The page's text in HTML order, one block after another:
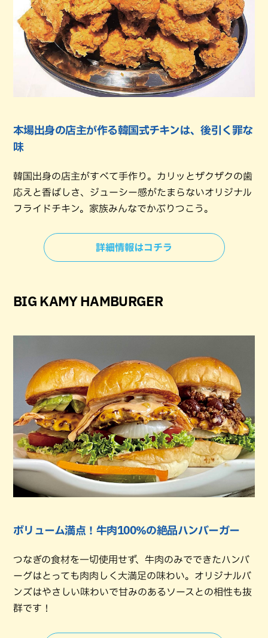
本場出身の店主が作る韓国式チキンは、後引く罪な
味
韓国出身の店主がすべて手作り。カリッとザクザクの歯
応えと香ばしさ、ジューシー感がたまらないオリジナル
フライドチキン。家族みんなでかぶりつこう。
詳細情報はコチラ
BIG KAMY HAMBURGER
ボリューム満点！牛肉100％の絶品ハンバーガー
つなぎの食材を一切使用せず、牛肉のみでできたハンバ
ーグはとっても肉肉しく大満足の味わい。オリジナルバ
ンズはやさしい味わいで甘みのあるソースとの相性も抜
群です！